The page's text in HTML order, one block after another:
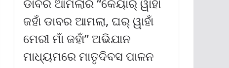
ଡାବର ଆମଲାର “କେୟାର୍ ୱାହାଁ
ଜହାଁ ଡାବର ଆମଲା, ଘର୍ ୱାହାଁ
ମେରୀ ମାଁ ଜହାଁ” ଅଭିଯାନ
ମାଧ୍ୟମରେ ମାତୃଦିବସ ପାଳନ